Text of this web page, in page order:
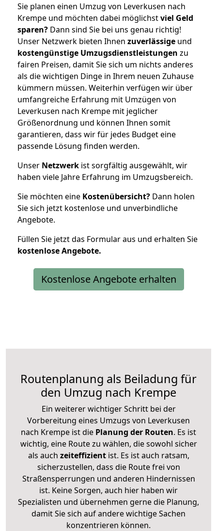
Sie planen einen Umzug von Leverkusen nach
Krempe und möchten dabei möglichstviel Geld
sparen? Dann sind Sie bei uns genau richtig!
Unser Netzwerk bieten Ihnen zuverlässige und
kostengünstige Umzugsdienstleistungen zu
fairen Preisen, damit Sie sich um nichts anderes
als die wichtigen Dinge in Ihrem neuen Zuhause
kümmern müssen. Weiterhin verfügen wir über
umfangreiche Erfahrung mit Umzügen von
Leverkusen nach Krempe mit jeglicher
Größenordnung und können Ihnen somit
garantieren, dass wir für jedes Budget eine
passende Lösung finden werden.
Unser Netzwerk ist sorgfältig ausgewählt, wir
haben viele Jahre Erfahrung im Umzugsbereich.
Sie möchten eine Kostenübersicht? Dann holen
Sie sich jetzt kostenlose und unverbindliche
Angebote.
Füllen Sie jetzt das Formular aus und erhalten Sie
kostenloseAngebote.
Kostenlose Angebote erhalten
Routenplanung als Beiladung für
den Umzug nach Krempe
Ein weiterer wichtiger Schritt bei der
Vorbereitung eines Umzugs von Leverkusen
nach Krempe ist die Planung der Routen. Es ist
wichtig, eine Route zu wählen, die sowohl sicher
als auch zeiteffizientist. Es ist auch ratsam,
sicherzustellen, dass die Route frei von
Straßensperrungen und anderen Hindernissen
ist. Keine Sorgen, auch hier haben wir
Spezialisten und übernehmen gerne die Planung,
damit Sie sich auf andere wichtige Sachen
konzentrieren können.